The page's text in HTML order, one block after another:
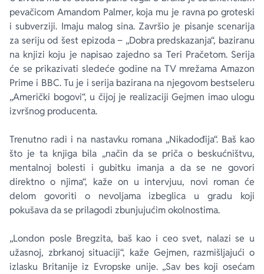
pevačicom Amandom Palmer, koja mu je ravna po groteski
i subverziji. Imaju malog sina. Završio je pisanje scenarija
za seriju od šest epizoda ‒ „Dobra predskazanja“, baziranu
na knjizi koju je napisao zajedno sa Teri Pračetom. Serija
će se prikazivati sledeće godine na TV mrežama Amazon
Prime i BBC. Tu je i serija bazirana na njegovom bestseleru
„Američki bogovi“, u čijoj je realizaciji Gejmen imao ulogu
izvršnog producenta.
Trenutno radi i na nastavku romana „Nikadođija“. Baš kao
što je ta knjiga bila „način da se priča o beskućništvu,
mentalnoj bolesti i gubitku imanja a da se ne govori
direktno o njima“, kaže on u intervjuu, novi roman će
delom govoriti o nevoljama izbeglica u gradu koji
pokušava da se prilagodi zbunjujućim okolnostima.
„London posle Bregzita, baš kao i ceo svet, nalazi se u
užasnoj, zbrkanoj situaciji“, kaže Gejmen, razmišljajući o
izlasku Britanije iz Evropske unije. „Sav bes koji osećam